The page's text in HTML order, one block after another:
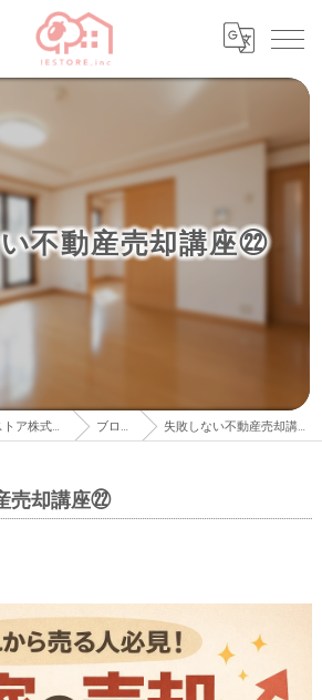
不動産売却講座㉒
京都市の不動産はイエストア株式会社 ブログ 失敗しない不動産売却講座㉒
売却講座㉒